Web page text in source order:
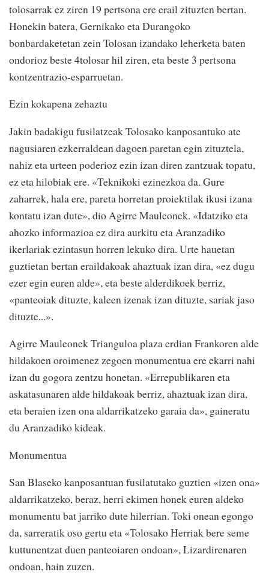
tolosarrak ez ziren 19 pertsona ere erail zituzten bertan.
Honekin batera, Gernikako eta Durangoko
bonbardaketetan zein Tolosan izandako leherketa baten
ondorioz beste 4tolosar hil ziren, eta beste 3 pertsona
kontzentrazio-esparruetan.
Ezin kokapena zehaztu
Jakin badakigu fusilatzeak Tolosako kanposantuko ate
nagusiaren ezkerraldean dagoen paretan egin zituztela,
nahiz eta urteen poderioz ezin izan diren zantzuak topatu,
ez eta hilobiak ere. «Teknikoki ezinezkoa da. Gure
zaharrek, hala ere, pareta horretan proiektilak ikusi izana
kontatu izan dute», dio Agirre Mauleonek. «Idatziko eta
ahozko informazioa ez dira aurkitu eta Aranzadiko
ikerlariak ezintasun horren lekuko dira. Urte hauetan
guztietan bertan eraildakoak ahaztuak izan dira, «ez dugu
ezer egin euren alde», eta beste alderdikoek berriz,
«panteoiak dituzte, kaleen izenak izan dituzte, sariak jaso
dituzte...».
Agirre Mauleonek Trianguloa plaza erdian Frankoren alde
hildakoen oroimenez zegoen monumentua ere ekarri nahi
izan du gogora zentzu honetan. «Errepublikaren eta
askatasunaren alde hildakoak berriz, ahaztuak izan dira,
eta beraien izen ona aldarrikatzeko garaia da», gaineratu
du Aranzadiko kideak.
Monumentua
San Blaseko kanposantuan fusilatutako guztien «izen ona»
aldarrikatzeko, beraz, herri ekimen honek euren aldeko
monumentu bat jarriko dute hilerrian. Toki onean egongo
da, sarreratik oso gertu eta «Tolosako Herriak bere seme
kuttunentzat duen panteoiaren ondoan», Lizardirenaren
ondoan, hain zuzen.